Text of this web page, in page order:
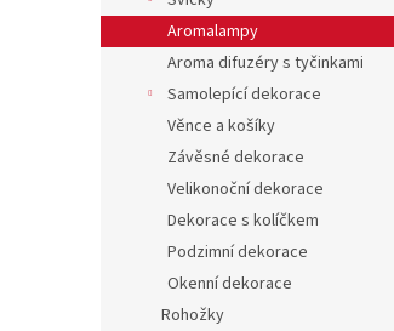
Aromalampy
Aroma difuzéry s tyčinkami
Samolepící dekorace
Věnce a košíky
Závěsné dekorace
Velikonoční dekorace
Dekorace s kolíčkem
Podzimní dekorace
Okenní dekorace
Rohožky